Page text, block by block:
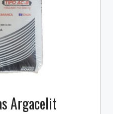
Argacelit